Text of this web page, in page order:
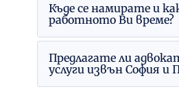
Къде се намирате и
работното Ви време?
Предлагате ли
услуги извън София и